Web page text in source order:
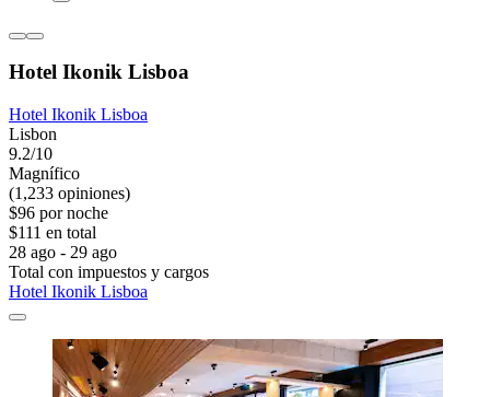
Hotel Ikonik Lisboa
Hotel Ikonik Lisboa
Lisbon
9.2/10
Magnífico
(1,233 opiniones)
$96 por noche
$111 en total
28 ago - 29 ago
Total con impuestos y cargos
Hotel Ikonik Lisboa